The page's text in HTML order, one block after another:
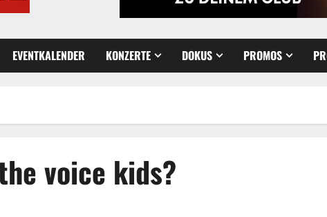
EVENTKALENDER KONZERTE DOKUS PROMOS
voice kids?